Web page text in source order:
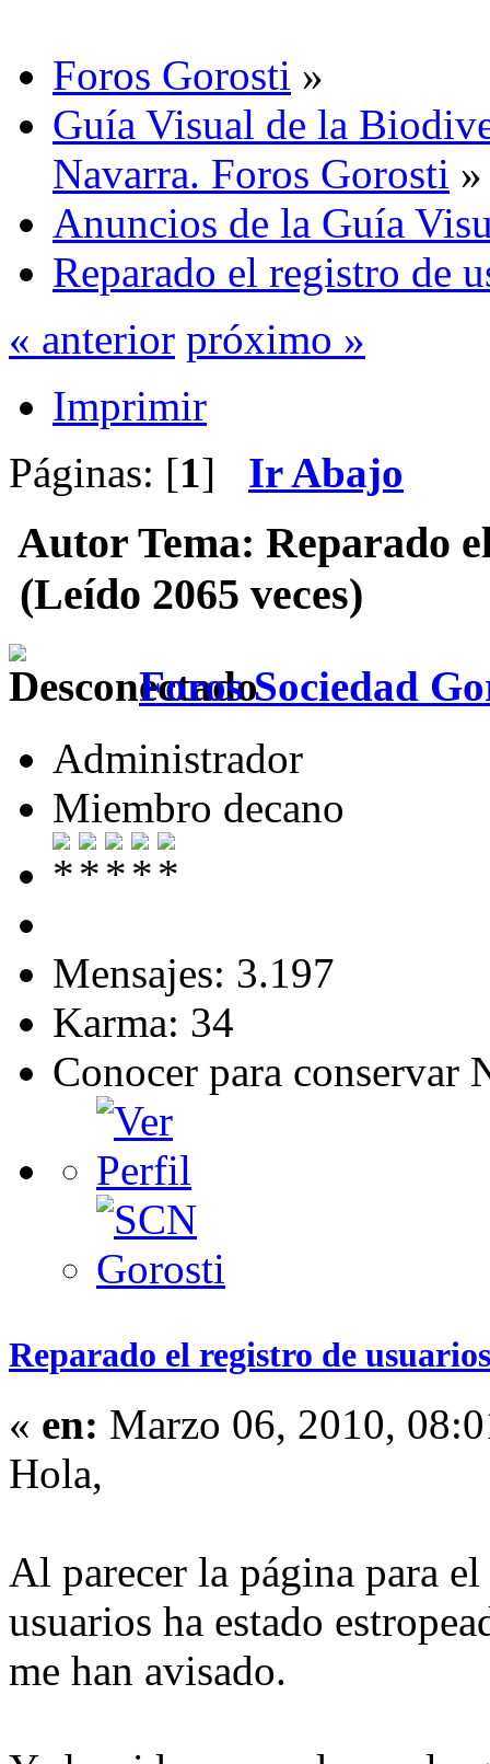
Foros Gorosti »
Guía Visual de la
Navarra. Foros Gorosti »
Anuncios de la Guía
Reparado el registro de
« anterior próximo »
Imprimir
Páginas: [1] Ir Abajo
Autor Tema: Reparado
(Leído 2065 veces)
Foros Sociedad
Administrador
Miembro decano
Mensajes: 3.197
Karma: 34
Conocer para conservar
Reparado el registro de usuarios
« en: Marzo 06, 2010,
Hola,
Al parecer la página para
usuarios ha estado
me han avisado.